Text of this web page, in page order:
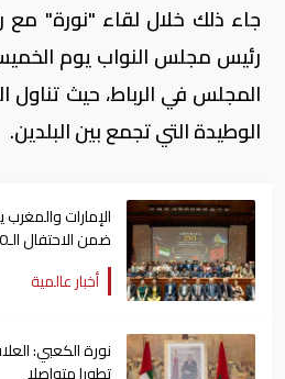
جاء ذلك خلال لقاء "نورة" مع
المجلس في الرباط، حيث تناول
الوطيدة التي تجمع بين البلدين.
الإمارات
ضمن الاحتفال الـ250 لاستقلال أمريكا
أخبار عالمية
نورة الكعبي: